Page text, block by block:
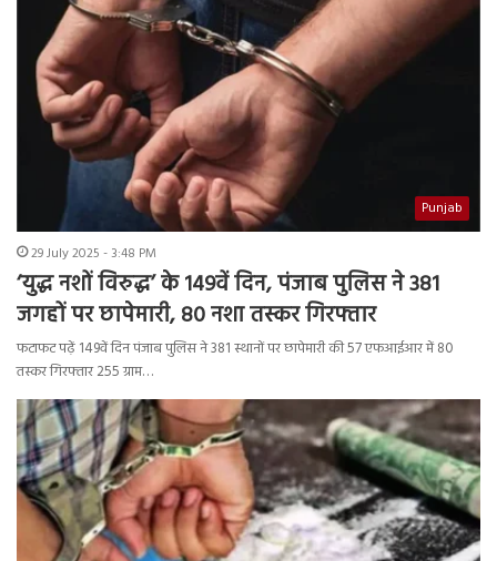
Punjab
29 July 2025 - 3:48 PM
‘युद्ध नशों विरुद्ध’ के 149वें दिन, पंजाब पुलिस ने 381
जगहों पर छापेमारी, 80 नशा तस्कर गिरफ्तार
फटाफट पढ़ें 149वें दिन पंजाब पुलिस ने 381 स्थानों पर छापेमारी की 57 एफआईआर में 80
तस्कर गिरफ्तार 255 ग्राम…